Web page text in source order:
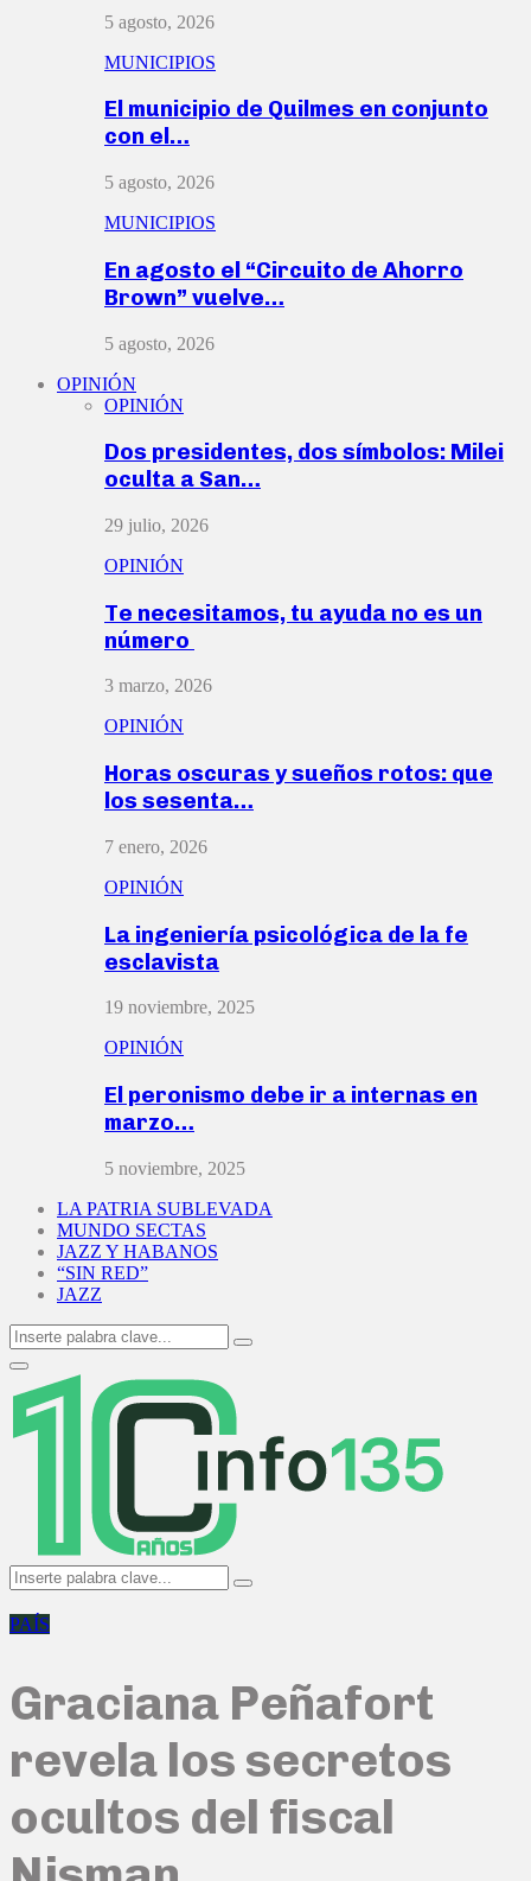
5 agosto, 2026
MUNICIPIOS
El municipio de Quilmes en conjunto
con el…
5 agosto, 2026
MUNICIPIOS
En agosto el “Circuito de Ahorro
Brown” vuelve…
5 agosto, 2026
OPINIÓN
OPINIÓN
Dos presidentes, dos símbolos: Milei
oculta a San…
29 julio, 2026
OPINIÓN
Te necesitamos, tu ayuda no es un
número
3 marzo, 2026
OPINIÓN
Horas oscuras y sueños rotos: que
los sesenta…
7 enero, 2026
OPINIÓN
La ingeniería psicológica de la fe
esclavista
19 noviembre, 2025
OPINIÓN
El peronismo debe ir a internas en
marzo…
5 noviembre, 2025
LA PATRIA SUBLEVADA
MUNDO SECTAS
JAZZ Y HABANOS
“SIN RED”
JAZZ
Search
for:
Search
Primary
Menu
Search
for:
Search
PAÍS
Graciana Peñafort
revela los secretos
ocultos del fiscal